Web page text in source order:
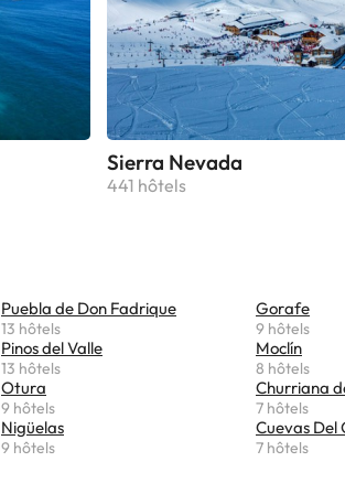
Sierra Nevada
441 hôtels
Puebla de Don Fadrique
13 hôtels
Pinos del Valle
13 hôtels
Otura
9 hôtels
Nigüelas
9 hôtels
Gorafe
9 hôtels
Moclín
8 hôtels
Churriana
7 hôtels
Cuevas Del
7 hôtels